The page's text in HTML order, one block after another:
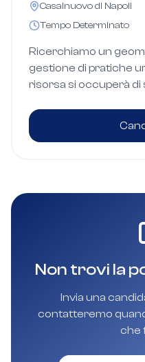
Casalnuovo di Napoli
Tempo Determinato
Ricerchiamo un
gestione di pratiche
risorsa si occuperà di
competenti.
Non trovi la
Invia una
contatteremo
che